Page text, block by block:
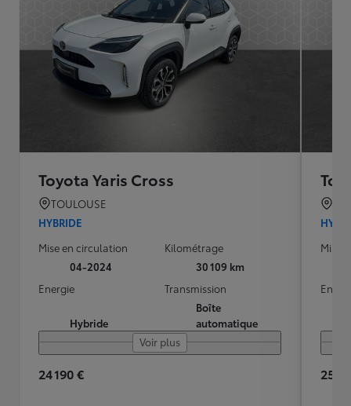
Toyota Yaris Cross
TOULOUSE
HYBRIDE
Mise en circulation
04-2024
Kilométrage
30 109 km
Energie
Hybride
Transmission
Boîte
automatique
Voir plus
24 190 €
Mise
25